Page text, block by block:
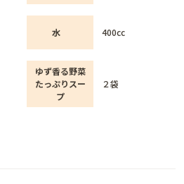
水 400cc
ゆず香る野菜
たっぷりスー
プ
２袋